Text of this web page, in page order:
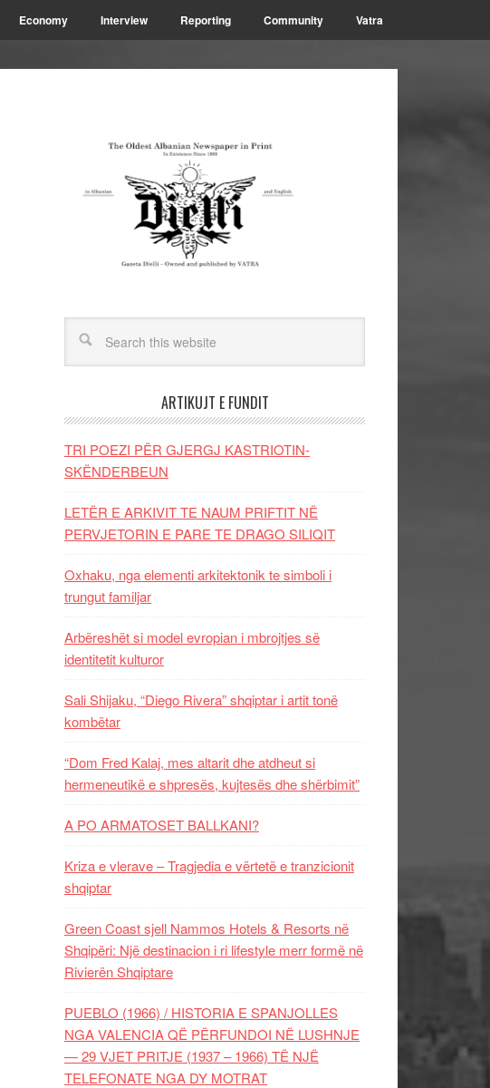
Economy Interview Reporting Community Vatra
ARTIKUJT E FUNDIT
TRI POEZI PËR GJERGJ KASTRIOTIN-
SKËNDERBEUN
LETËR E ARKIVIT TE NAUM PRIFTIT NË
PERVJETORIN E PARE TE DRAGO SILIQIT
Oxhaku, nga elementi arkitektonik te simboli i
trungut familjar
Arbëreshët si model evropian i mbrojtjes së
identitetit kulturor
Sali Shijaku, “Diego Rivera” shqiptar i artit tonë
kombëtar
“Dom Fred Kalaj, mes altarit dhe atdheut si
hermeneutikë e shpresës, kujtesës dhe shërbimit”
A PO ARMATOSET BALLKANI?
Kriza e vlerave – Tragjedia e vërtetë e tranzicionit
shqiptar
Green Coast sjell Nammos Hotels & Resorts në
Shqipëri: Një destinacion i ri lifestyle merr formë në
Rivierën Shqiptare
PUEBLO (1966) / HISTORIA E SPANJOLLES
NGA VALENCIA QË PËRFUNDOI NË LUSHNJE
— 29 VJET PRITJE (1937 – 1966) TË NJË
TELEFONATE NGA DY MOTRAT